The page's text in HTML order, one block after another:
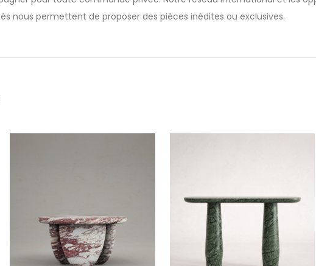
nous permettent de proposer des pièces inédites ou exclusives.